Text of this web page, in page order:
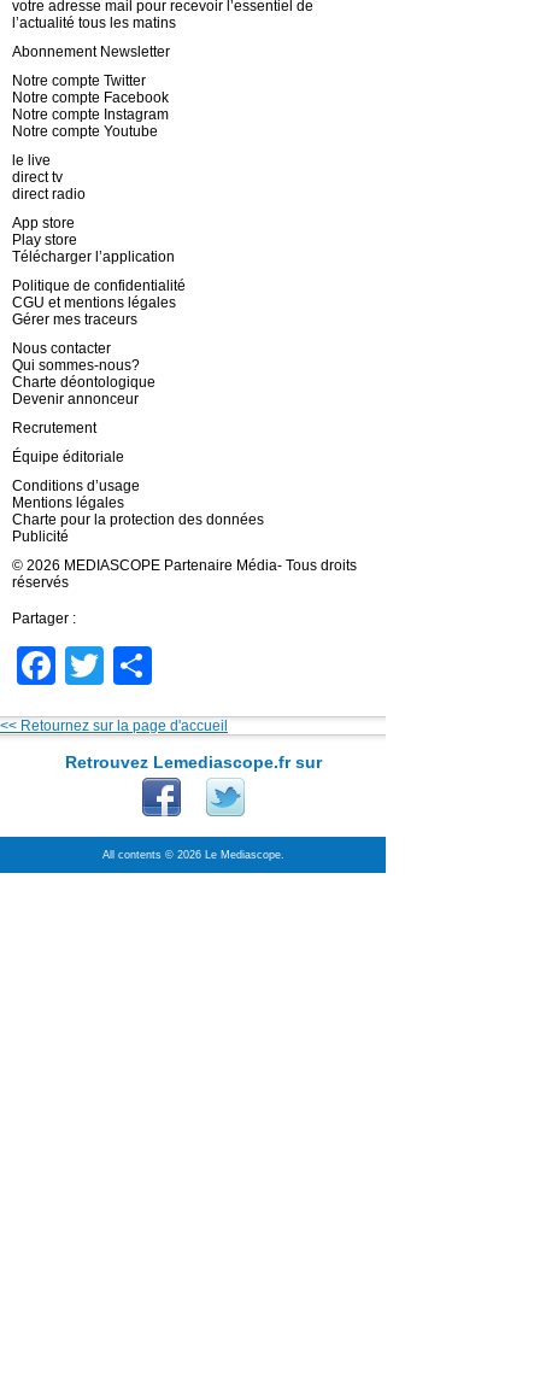
votre adresse mail pour recevoir l’essentiel de
l’actualité tous les matins
Abonnement Newsletter
Notre compte Twitter
Notre compte Facebook
Notre compte Instagram
Notre compte Youtube
le live
direct tv
direct radio
App store
Play store
Télécharger l’application
Politique de confidentialité
CGU et mentions légales
Gérer mes traceurs
Nous contacter
Qui sommes-nous?
Charte déontologique
Devenir annonceur
Recrutement
Équipe éditoriale
Conditions d’usage
Mentions légales
Charte pour la protection des données
Publicité
© 2026 MEDIASCOPE Partenaire Média- Tous droits
réservés
Partager :
Facebook
Twitter
<< Retournez sur la page d'accueil
Retrouvez Lemediascope.fr sur
All contents © 2026 Le Mediascope.